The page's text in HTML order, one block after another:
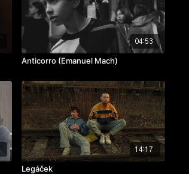
04:53
Anticorro (Emanuel Mach)
14:17
Legáček